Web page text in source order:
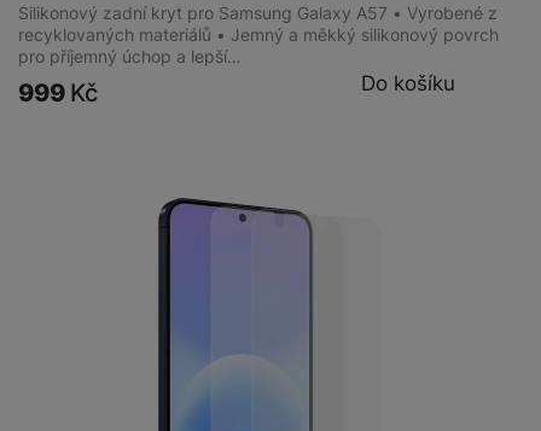
Silikonový zadní kryt pro Samsung Galaxy A57 • Vyrobené z
recyklovaných materiálů • Jemný a měkký silikonový povrch
pro příjemný úchop a lepší…
999 Kč Do košíku